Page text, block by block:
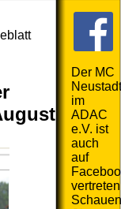
Der MC
Neustadt
im
ADAC
e.V. ist
auch
auf
Schauen